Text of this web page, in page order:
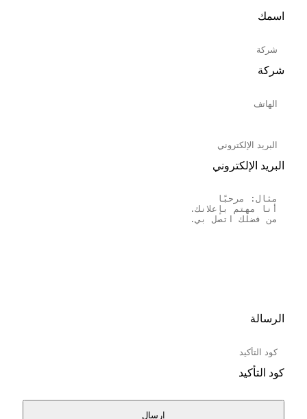
اسمك
شركة
البريد الإلكتروني
الرسالة
كود التأكيد